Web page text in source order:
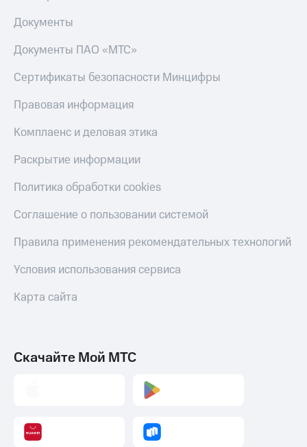
Документы
Документы ПАО «МТС»
Сертификаты безопасности Минцифры
Правовая информация
Комплаенс и деловая этика
Раскрытие информации
Политика обработки cookies
Соглашение о пользовании системой
Правила применения рекомендательных технологий
Условия использования сервиса
Карта сайта
Скачайте Мой МТС